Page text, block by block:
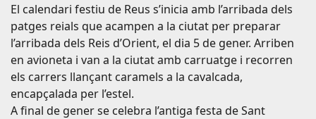
El calendari festiu de Reus s’inicia amb l’arribada dels
patges reials que acampen a la ciutat per preparar
l’arribada dels Reis d’Orient, el dia 5 de gener. Arriben
en avioneta i van a la ciutat amb carruatge i recorren
els carrers llançant caramels a la cavalcada,
encapçalada per l’estel.
A final de gener se celebra l’antiga festa de Sant